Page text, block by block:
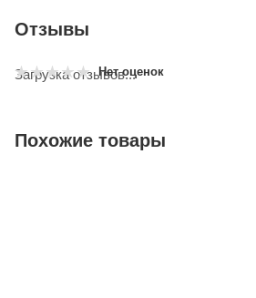
Отзывы
Нет оценок
Загрузка отзывов...
Похожие товары